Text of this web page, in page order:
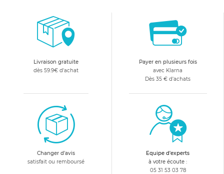
Livraison gratuite
dès 59.9€ d'achat
Payer en plusieurs fois
avec Klarna
Dès 35 € d'achats
Changer d'avis
satisfait ou remboursé
Equipe d'experts
à votre écoute :
05 31 53 03 78